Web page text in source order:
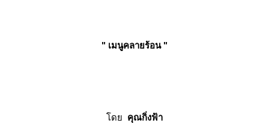
" เมนูคลายร้อน "
ด คุณกิ่งฟ้า